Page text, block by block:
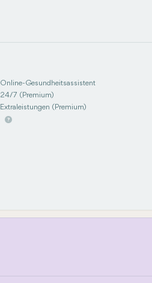
Online-Gesundheitsassistent
24/7 (Premium)
Extraleistungen (Premium)